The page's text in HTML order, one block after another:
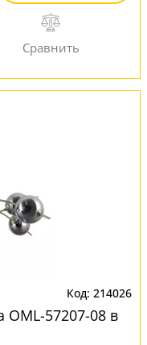
214026
57207-08 в